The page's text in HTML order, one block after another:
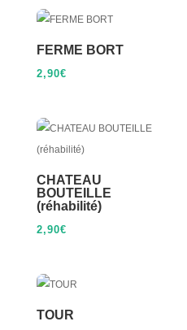
FERME BORT
2,90€
CHATEAU
BOUTEILLE
(réhabilité)
2,90€
TOUR